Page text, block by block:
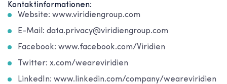
Kontaktinformationen:
Website: www.viridiengroup.com
E-Mail: data.privacy@viridiengroup.com
Facebook: www.facebook.com/Viridien
Twitter: x.com/weareviridien
LinkedIn: www.linkedin.com/company/weareviridien